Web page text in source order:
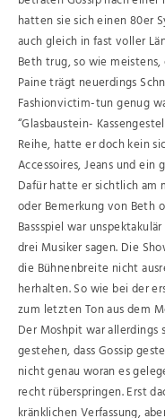
hatten sie sich einen 80er
auch gleich in fast voller
Beth trug, so wie meistens,
Paine trägt neuerdings
Fashionvictim-tun genug
“Glasbaustein-
Reihe, hatte er doch kein
Accessoires, Jeans und
Dafür hatte er sichtlich am
oder Bemerkung von Beth
Bassspiel war
drei Musiker sagen. Die
die Bühnenbreite nicht
herhalten. So wie bei der
zum letzten Ton aus dem
Der Moshpit war allerdings
gestehen, dass Gossip
nicht genau woran es
recht rüberspringen. Erst
kränklichen Verfassung,